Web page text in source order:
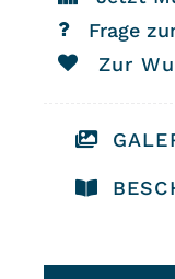
Frage
Zur